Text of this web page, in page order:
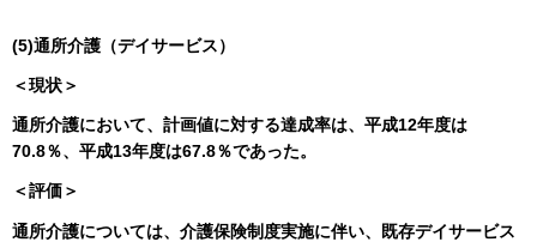
(5)通所介護（デイサービス）
＜現状＞
通所介護において、計画値に対する達成率は、平成12年度は
70.8％、平成13年度は67.8％であった。
＜評価＞
通所介護については、介護保険制度実施に伴い、既存デイサービス